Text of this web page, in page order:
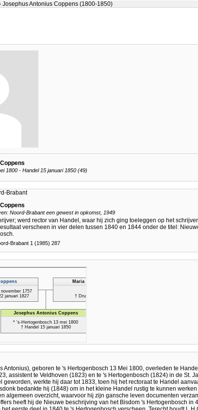
Josephus Antonius Coppens (1800-1850)
1800 - Handel 15 januari 1850 (49)
Brabant
Noord-Brabant een gewest in opkomst, 1949
werd rector van Handel, waar hij zich ging toeleggen op het
verscheen in vier delen tussen 1840 en 1844 onder de titel:
Brabant 1 (1985) 287
Antonius), geboren te 's Hertogenbosch 13 Mei 1800, overleden te
assistent te Veldhoven (1823) en te 's Hertogenbosch (1824) in de St.
geworden, werkte hij daar tot 1833, toen hij het rectoraat te Handel
bedankte hij (1848) om in het kleine Handel rustig te kunnen
algemeen overzicht, waarvoor hij zijn gansche leven documenten
heeft hij de Nieuwe beschrijving van het Bisdom 's Hertogenbosch in